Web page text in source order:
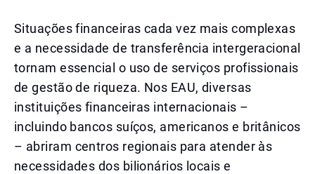
Situações financeiras cada vez mais complexas
e a necessidade de transferência intergeracional
tornam essencial o uso de serviços profissionais
de gestão de riqueza. Nos EAU, diversas
instituições financeiras internacionais –
incluindo bancos suíços, americanos e britânicos
– abriram centros regionais para atender às
necessidades dos bilionários locais e